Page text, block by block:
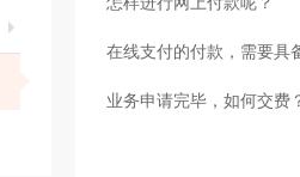
在线支付的付款，需要具
业务申请完毕，如何交费